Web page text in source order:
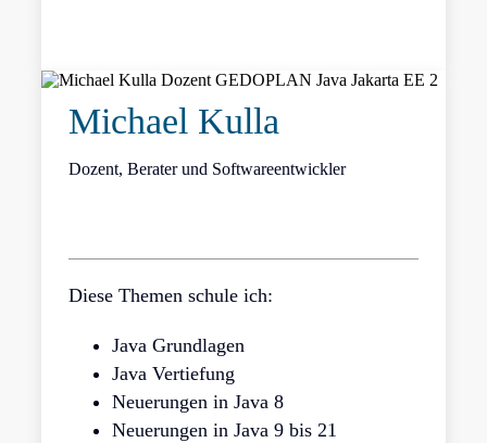
Michael Kulla
Dozent, Berater und Softwareentwickler
Diese Themen schule ich:
Java Grundlagen
Java Vertiefung
Neuerungen in Java 8
Neuerungen in Java 9 bis 21